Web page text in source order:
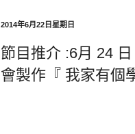
2014年6月22日星期日
節目推介 :6月 24
會製作『 我家有個